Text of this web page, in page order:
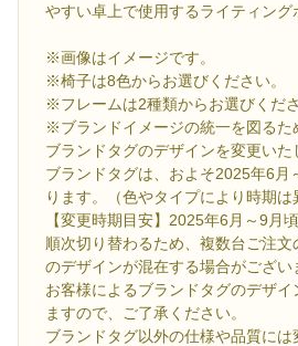
やすい卓上で使用するライティング
※画像はイメージです。
※椅子は8色からお選びください。
※フレームは2種類からお選びくださ
※ブランドイメージの統一を図るた
ブランドタグのデザインを変更いた
ブランドタグは、およそ2025年6月
ります。（色やタイプにより時期は
【変更時期目安】2025年6月～9月頃
順次切り替わるため、複数台ご注
のデザインが混在する場合がござい
お客様によるブランドタグのデザ
ますので、ご了承ください。
ブランドタグ以外の仕様や品質に